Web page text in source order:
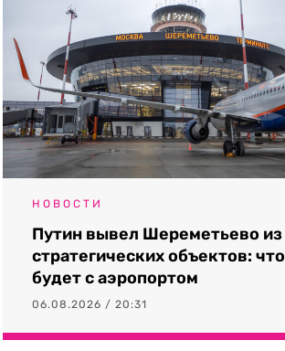
НОВОСТИ
Путин вывел Шереметьево из
стратегических объектов: что
будет с аэропортом
06.08.2026 / 20:31